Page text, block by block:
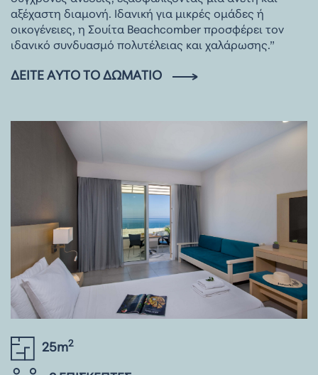
αξέχαστη διαμονή. Ιδανική για μικρές ομάδες ή
οικογένειες, η Σουίτα Beachcomber προσφέρει τον
ιδανικό συνδυασμό πολυτέλειας και χαλάρωσης.”
ΔΕΊΤΕ ΑΥΤΌ ΤΟ ΔΩΜΆΤΙΟ
25m2